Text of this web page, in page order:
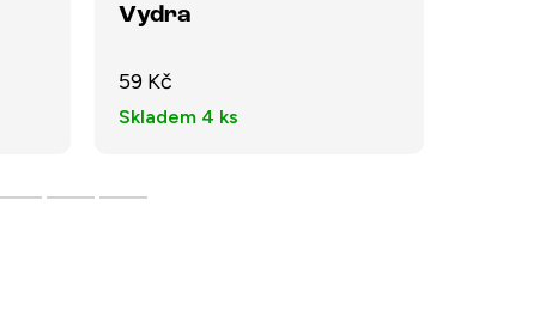
Vydra
59 Kč
Skladem 4 ks